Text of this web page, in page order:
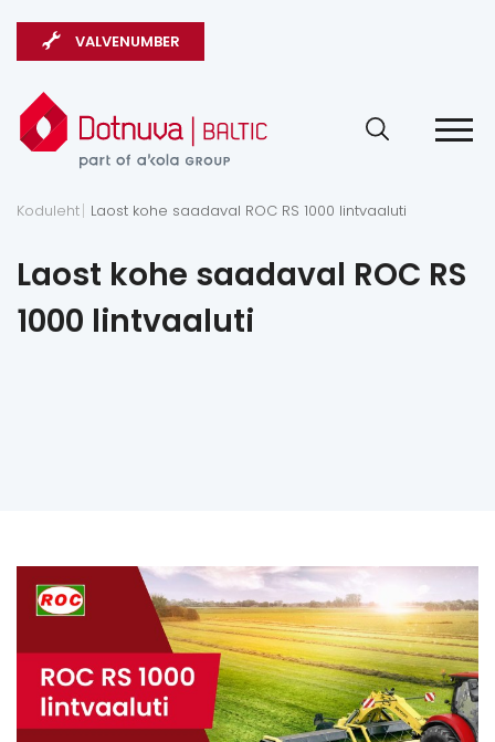
VALVENUMBER
Koduleht Laost kohe saadaval ROC RS 1000 lintvaaluti
Laost kohe saadaval ROC RS
1000 lintvaaluti